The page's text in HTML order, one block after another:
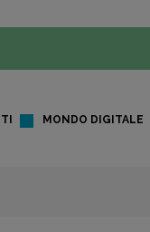
MONDO DIGITALE